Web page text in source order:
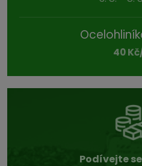
40
Podívejte